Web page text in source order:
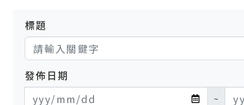
標題
發佈日期
發布日期開始
~
發布日期結束